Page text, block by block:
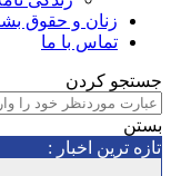
زنان و حقوق بشر
تماس با ما
کردن
اخبار :